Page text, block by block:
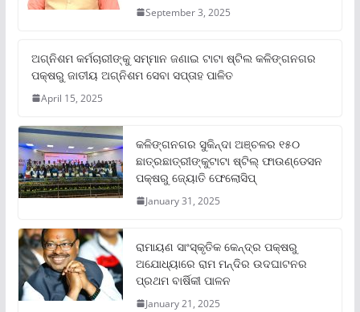
September 3, 2025
ଅଗ୍ନିଶମ କର୍ମଚାରୀଙ୍କୁ ସମ୍ମାନ ଜଣାଇ ଟାଟା ଷ୍ଟିଲ କଳିଙ୍ଗନଗର
ପକ୍ଷରୁ ଜାତୀୟ ଅଗ୍ନିଶମ ସେବା ସପ୍ତାହ ପାଳିତ
April 15, 2025
କଳିଙ୍ଗନଗର ସୁକିନ୍ଦା ଅଞ୍ଚଳର ୧୫୦
ଛାତ୍ରଛାତ୍ରୀଙ୍କୁଟାଟା ଷ୍ଟିଲ୍ ଫାଉଣ୍ଡେସନ
ପକ୍ଷରୁ ଜ୍ୟୋତି ଫେଲୋସିପ୍‌
January 31, 2025
ରାମାୟଣ ସାଂସ୍କୃତିକ କେନ୍ଦ୍ର ପକ୍ଷରୁ
ଅଯୋଧ୍ୟାରେ ରାମ ମନ୍ଦିର ଉଦଘାଟନର
ପ୍ରଥମ ବାର୍ଷିକୀ ପାଳନ
January 21, 2025